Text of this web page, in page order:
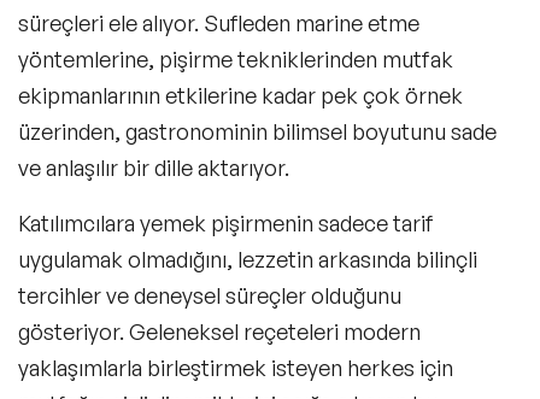
süreçleri ele alıyor. Sufleden marine etme
yöntemlerine, pişirme tekniklerinden mutfak
ekipmanlarının etkilerine kadar pek çok örnek
üzerinden, gastronominin bilimsel boyutunu sade
ve anlaşılır bir dille aktarıyor.
Katılımcılara yemek pişirmenin sadece tarif
uygulamak olmadığını, lezzetin arkasında bilinçli
tercihler ve deneysel süreçler olduğunu
gösteriyor. Geleneksel reçeteleri modern
yaklaşımlarla birleştirmek isteyen herkes için